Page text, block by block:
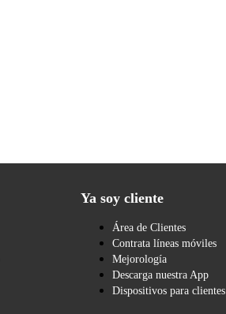
Ya soy cliente
Área de Clientes
Contrata líneas móviles
Mejorología
Descarga nuestra App
Dispositivos para clientes